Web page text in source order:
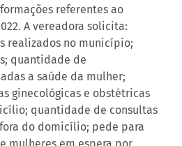
referentes ao
A vereadora solicita:
realizados no município;
quantidade de
a saúde da mulher;
ginecológicas e obstétricas
quantidade de consultas
do domicílio; pede para